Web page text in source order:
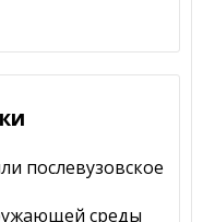
послевузовское
среды